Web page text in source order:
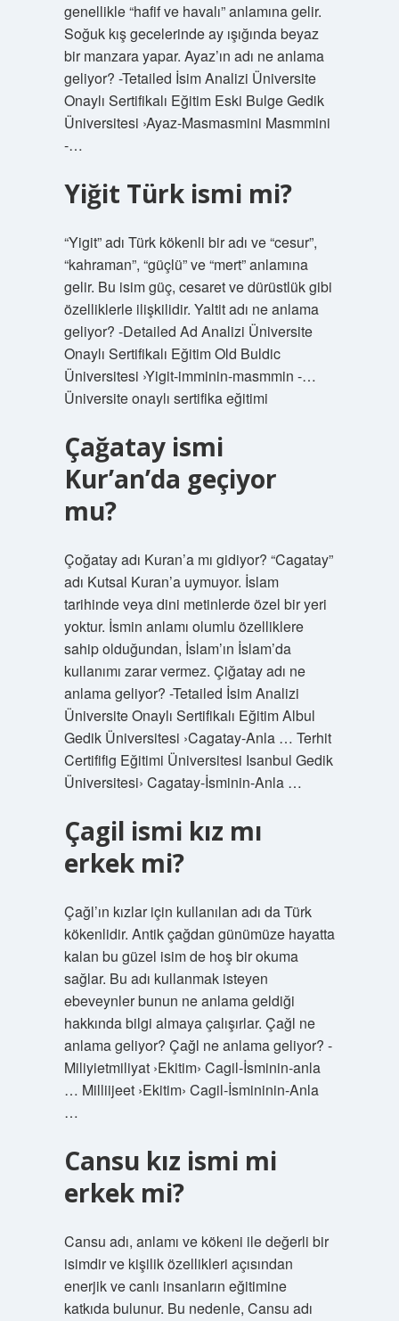
genellikle “hafif ve havalı” anlamına gelir.
Soğuk kış gecelerinde ay ışığında beyaz
bir manzara yapar. Ayaz’ın adı ne anlama
geliyor? -Tetailed İsim Analizi Üniversite
Onaylı Sertifikalı Eğitim Eski Bulge Gedik
Üniversitesi ›Ayaz-Masmasmini Masmmini
-…
Yiğit Türk ismi mi?
“Yigit” adı Türk kökenli bir adı ve “cesur”,
“kahraman”, “güçlü” ve “mert” anlamına
gelir. Bu isim güç, cesaret ve dürüstlük gibi
özelliklerle ilişkilidir. Yaltit adı ne anlama
geliyor? -Detailed Ad Analizi Üniversite
Onaylı Sertifikalı Eğitim Old Buldic
Üniversitesi ›Yigit-imminin-masmmin -…
Üniversite onaylı sertifika eğitimi
Çağatay ismi
Kur’an’da geçiyor
mu?
Çoğatay adı Kuran’a mı gidiyor? “Cagatay”
adı Kutsal Kuran’a uymuyor. İslam
tarihinde veya dini metinlerde özel bir yeri
yoktur. İsmin anlamı olumlu özelliklere
sahip olduğundan, İslam’ın İslam’da
kullanımı zarar vermez. Çiğatay adı ne
anlama geliyor? -Tetailed İsim Analizi
Üniversite Onaylı Sertifikalı Eğitim Albul
Gedik Üniversitesi ›Cagatay-Anla … Terhit
Certififig Eğitimi Üniversitesi Isanbul Gedik
Üniversitesi› Cagatay-İsminin-Anla …
Çagil ismi kız mı
erkek mi?
Çağl’ın kızlar için kullanılan adı da Türk
kökenlidir. Antik çağdan günümüze hayatta
kalan bu güzel isim de hoş bir okuma
sağlar. Bu adı kullanmak isteyen
ebeveynler bunun ne anlama geldiği
hakkında bilgi almaya çalışırlar. Çağl ne
anlama geliyor? Çağl ne anlama geliyor? -
Miliyietmiliyat ›Ekitim› Cagil-İsminin-anla
… Milliijeet ›Ekitim› Cagil-İsmininin-Anla
…
Cansu kız ismi mi
erkek mi?
Cansu adı, anlamı ve kökeni ile değerli bir
isimdir ve kişilik özellikleri açısından
enerjik ve canlı insanların eğitimine
katkıda bulunur. Bu nedenle, Cansu adı